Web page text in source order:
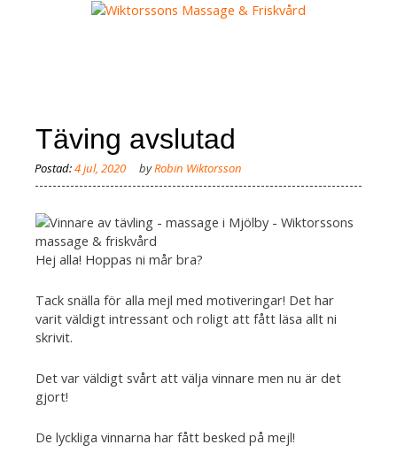
Täving avslutad
byRobin Wiktorsson
Hej alla! Hoppas ni mår bra?
Tack snälla för alla mejl med motiveringar! Det har
varit väldigt intressant och roligt att fått läsa allt ni
skrivit.
Det var väldigt svårt att välja vinnare men nu är det
gjort!
De lyckliga vinnarna har fått besked på mejl!